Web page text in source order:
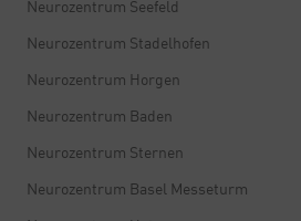
Neurozentrum Seefeld
Neurozentrum Stadelhofen
Neurozentrum Horgen
Neurozentrum Baden
Neurozentrum Sternen
Neurozentrum Basel Messeturm